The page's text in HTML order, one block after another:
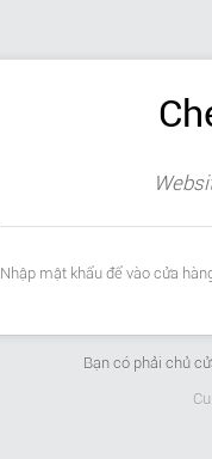
Nhập mật khẩu để vào cửa
Bạn có phải chủ